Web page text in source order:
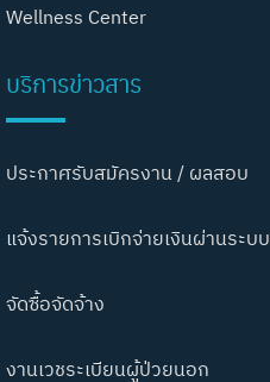
Wellness Center
บริการข่าวสาร
ประกาศรับสมัครงาน / ผลสอบ
แจ้งรายการเบิกจ่ายเงินผ่านระบ
จัดซื้อจัดจ้าง
งานเวชระเบียนผู้ป่วยนอก